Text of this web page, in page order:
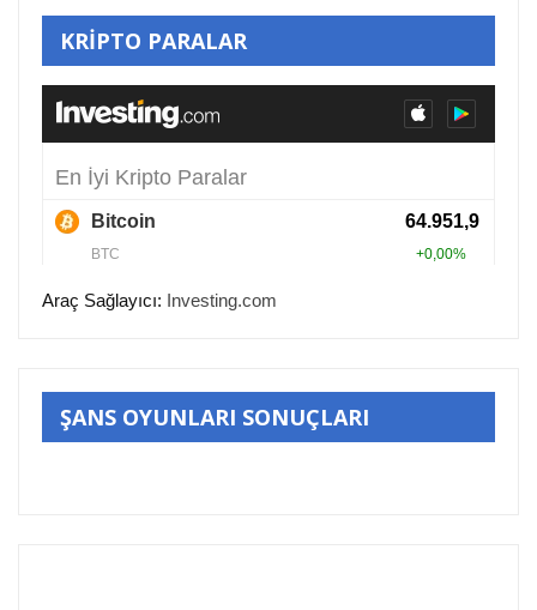
KRİPTO PARALAR
Araç Sağlayıcı: Investing.com
ŞANS OYUNLARI SONUÇLARI